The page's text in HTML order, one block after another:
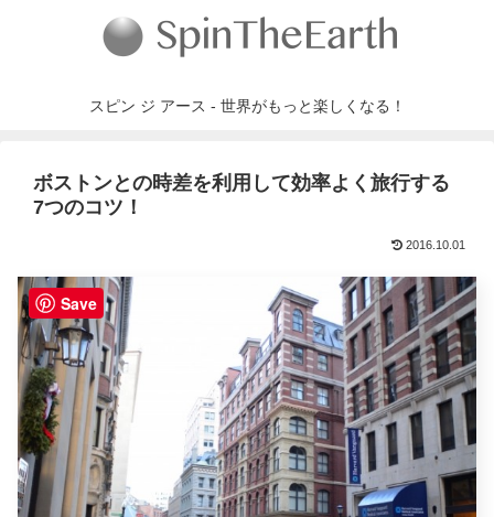
スピン ジ アース - 世界がもっと楽しくなる！
ボストンとの時差を利用して効率よく旅行する
7つのコツ！
2016.10.01
Save